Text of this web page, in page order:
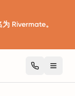
Rivermate。